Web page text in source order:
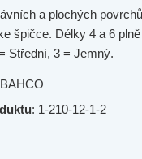
a plochých
špičce. Délky 4 a 6
Střední, 3 = Jemný.
: 1-210-12-1-2